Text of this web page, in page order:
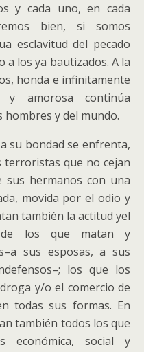
y cada uno, en cada
bien, si somos
esclavitud del pecado
los ya bautizados. A la
honda e infinitamente
y amorosa continúa
hombres y del mundo.
su bondad se enfrenta,
terroristas que no cejan
hermanos con una
movida por el odio y
también la actitud yel
de los que matan y
sus esposas, a sus
los que los
y/o el comercio de
todas sus formas. En
también todos los que
económica, social y